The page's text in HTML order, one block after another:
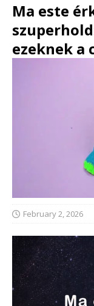
Ma este
ezeknek a
February 2, 2026